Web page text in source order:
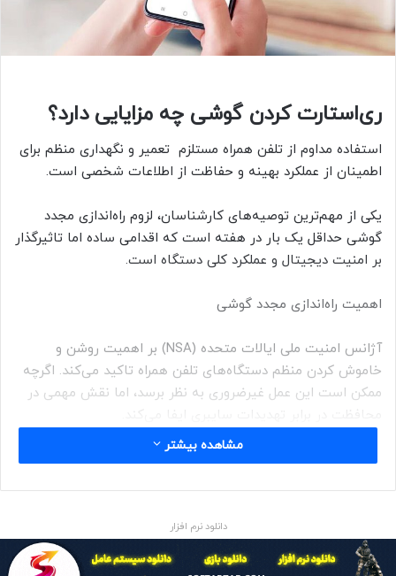
ری‌استارت کردن گوشی چه مزایایی دارد؟
استفاده مداوم از تلفن همراه مستلزم تعمیر و نگهداری منظم برای
اطمینان از عملکرد بهینه و حفاظت از اطلاعات شخصی است.
یکی از مهم‌ترین توصیه‌های کارشناسان، لزوم راه‌اندازی مجدد
گوشی حداقل یک بار در هفته است که اقدامی ساده اما تاثیرگذار
بر امنیت دیجیتال و عملکرد کلی دستگاه است.
اهمیت راه‌اندازی مجدد گوشی
آژانس امنیت ملی ایالات متحده (NSA) بر اهمیت روشن و
خاموش کردن منظم دستگاه‌های تلفن همراه تاکید می‌کند. اگرچه
ممکن است این عمل غیرضروری به نظر برسد، اما نقش مهمی در
هدف اصلی راه‌اندازی مجدد، کاهش خطر درگیری با بدافزار‌هایی
هنگامی که تلفن ری‌استارت می‌شود، رم خالی می‌شود، که این امر
به جلوگیری از نفوذ بدافزاری که ممکن است در حافظه در حال اجرا
مشاهده بیشتر
دانلود نرم افزار